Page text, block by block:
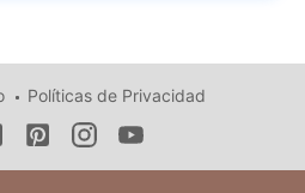
Políticas de Privacidad